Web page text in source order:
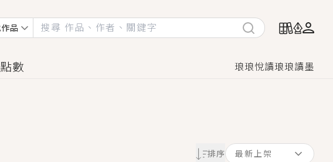
品
數 琅琅悅讀琅琅讀墨
！
移情別戀，她頭也不回找新歡，他居然還後悔了？
排序 最新上架